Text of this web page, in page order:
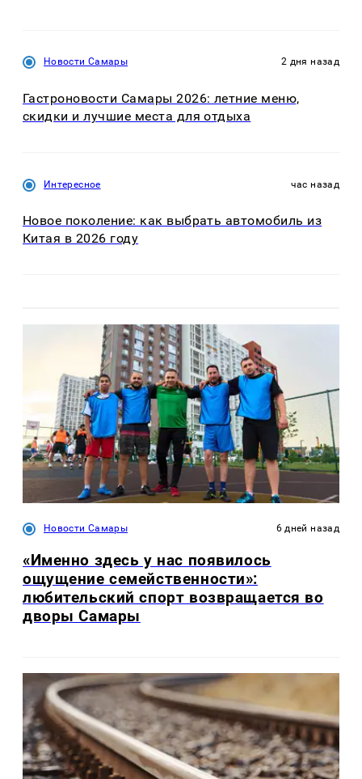
Новости Самары 2 дня назад
Гастроновости Самары 2026: летние меню,
скидки и лучшие места для отдыха
Интересное час назад
Новое поколение: как выбрать автомобиль из
Китая в 2026 году
Новости Самары 6 дней назад
«Именно здесь у нас появилось
ощущение семейственности»:
любительский спорт возвращается во
дворы Самары